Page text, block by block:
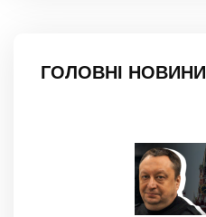
ГОЛОВНІ НОВИНИ